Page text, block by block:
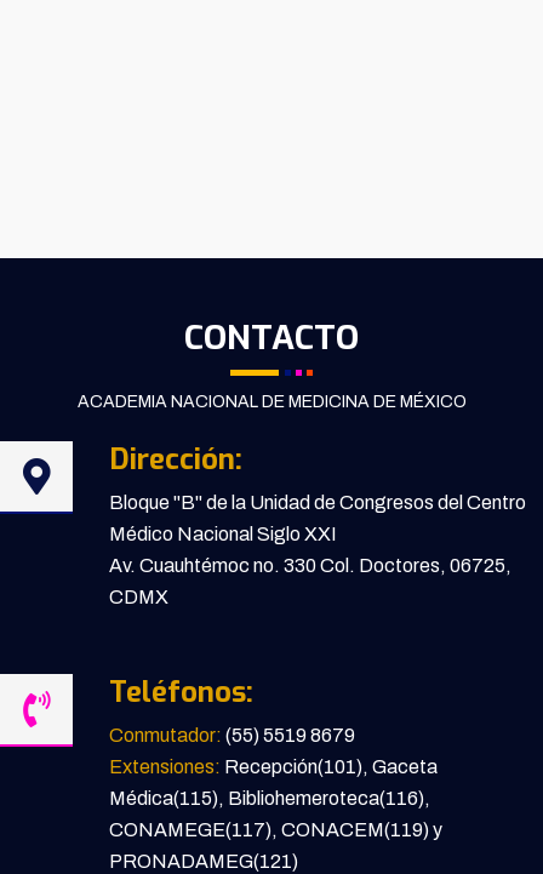
CONTACTO
ACADEMIA NACIONAL DE MEDICINA DE MÉXICO
Dirección:
Bloque "B" de la Unidad de Congresos del Centro
Médico Nacional Siglo XXI
Av. Cuauhtémoc no. 330 Col. Doctores, 06725,
CDMX
Teléfonos:
Conmutador: (55) 5519 8679
Extensiones: Recepción(101), Gaceta
Médica(115), Bibliohemeroteca(116),
CONAMEGE(117), CONACEM(119) y
PRONADAMEG(121)